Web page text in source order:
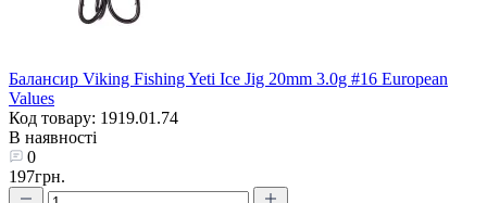
Балансир Viking Fishing Yeti Ice Jig 20mm 3.0g #16 European
Values
Код товару: 1919.01.74
В наявності
0
197грн.